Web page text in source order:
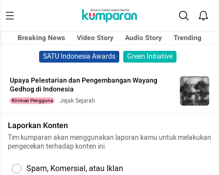
Breaking News Video Story Audio Story
Trending
SATU Indonesia Awards
Green Initiative
Upaya Pelestarian dan Pengembangan Wayang
Gedhog di Indonesia
Kiriman Pengguna Jejak Sejarah
Laporkan Konten
Tim kumparan akan menggunakan laporan kamu untuk melakukan
pengecekan terhadap konten ini.
Spam, Komersial, atau Iklan